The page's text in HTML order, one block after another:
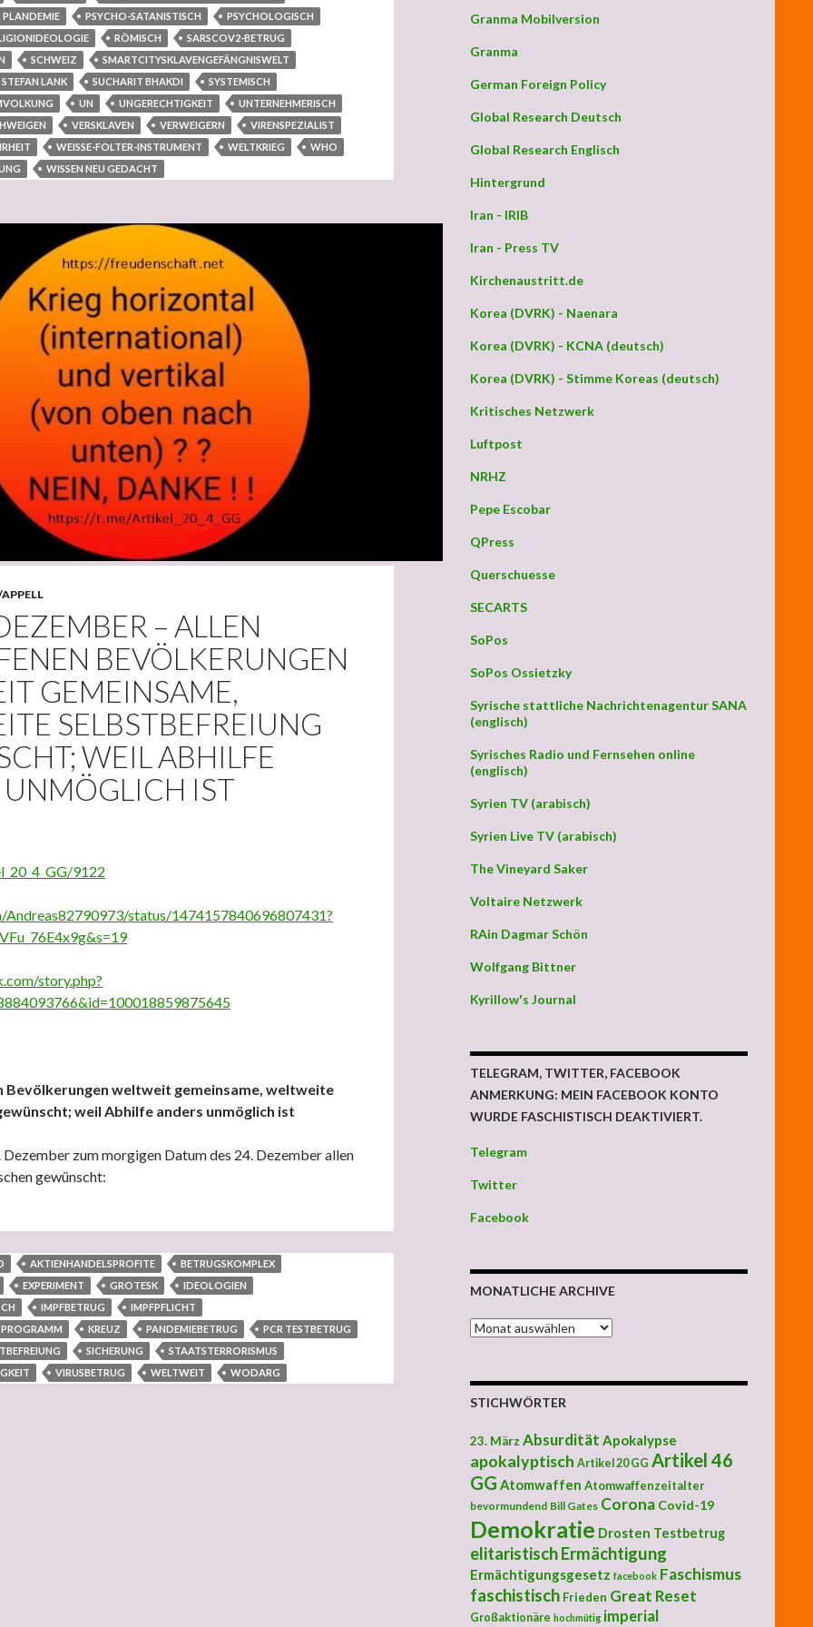
PLANDEMIE PSYCHO-SATANISTISCH
PSYCHOLOGISCH
RÖMISCH
SARSCOV2-BETRUG
SCHWEIZ
SMARTCITYSKLAVENGEFÄNGNISWELT
STEFAN LANK SUCHARIT BHAKDI
SYSTEMISCH
UN UNGERECHTIGKEIT
UNTERNEHMERISCH
VERSKLAVEN VERWEIGERN
VIRENSPEZIALIST
WEISSE-FOLTER-INSTRUMENT WELTKRIEG
WHO
WISSEN NEU GEDACHT
– ALLEN
BEVÖLKERUNGEN
GEMEINSAME,
SELBSTBEFREIUNG
WEIL ABHILFE
IST
9122
status/1474157840696807431?
story.php?
weltweit gemeinsame, weltweite
weil Abhilfe anders unmöglich ist
Dezember zum morgigen Datum des 24. Dezember allen
gewünscht:
– Allen betroffenen Bevölkerungen weltweit gemeinsame, weltweite Selbstbefreiung gewünscht; weil Abhilfe anders unmöglich ist
AKTIENHANDELSPROFITE
BETRUGSKOMPLEX
EXPERIMENT GROTESK
IDEOLOGIEN
IMPFBETRUG
IMPFPFLICHT
KREUZ PANDEMIEBETRUG
PCR TESTBETRUG
SICHERUNG
STAATSTERRORISMUS
VIRUSBETRUG WELTWEIT WODARG
Granma Mobilversion
Granma
German Foreign Policy
Global Research Deutsch
Global Research Englisch
Hintergrund
Iran - IRIB
Iran - Press TV
Kirchenaustritt.de
Korea (DVRK) - Naenara
Korea (DVRK) - KCNA (deutsch)
Korea (DVRK) - Stimme Koreas (deutsch)
Kritisches Netzwerk
Luftpost
NRHZ
Pepe Escobar
QPress
Querschuesse
SECARTS
SoPos
SoPos Ossietzky
Syrische stattliche Nachrichtenagentur SANA
(englisch)
Syrisches Radio und Fernsehen online
(englisch)
Syrien TV (arabisch)
Syrien Live TV (arabisch)
The Vineyard Saker
Voltaire Netzwerk
RAin Dagmar Schön
Wolfgang Bittner
Kyrillow's Journal
TELEGRAM, TWITTER, FACEBOOK
ANMERKUNG: MEIN FACEBOOK KONTO
WURDE FASCHISTISCH DEAKTIVIERT.
Telegram
Twitter
Facebook
MONATLICHE ARCHIVE
MONATLICHE ARCHIVE
STICHWÖRTER
23. März Absurdität Apokalypse
apokalyptisch Artikel 20 GG Artikel 46
GG Atomwaffen Atomwaffenzeitalter
bevormundend Bill Gates Corona Covid-19
Demokratie Drosten Testbetrug
elitaristischErmächtigung
Ermächtigungsgesetz facebook Faschismus
faschistisch Frieden Great Reset
Großaktionäre hochmütig imperial